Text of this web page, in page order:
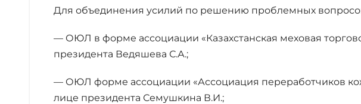
Для объединения усилий по решению проблемных
— ОЮЛ в форме ассоциации «Казахстанская меховая
президента Ведяшева С.А.;
— ОЮЛ форме ассоциации «Ассоциация переработчиков
лице президента Семушкина В.И.;